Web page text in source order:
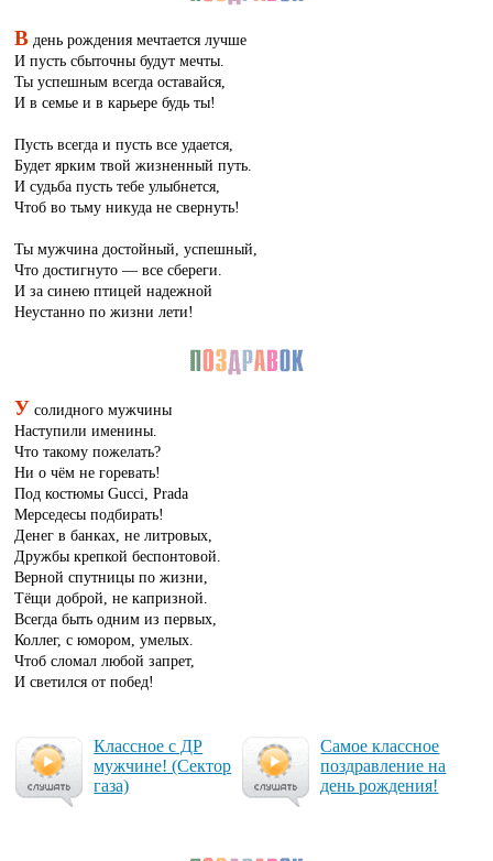
В день рождения мечтается лучше
И пусть сбыточны будут мечты.
Ты успешным всегда оставайся,
И в семье и в карьере будь ты!
Пусть всегда и пусть все удается,
Будет ярким твой жизненный путь.
И судьба пусть тебе улыбнется,
Чтоб во тьму никуда не свернуть!
Ты мужчина достойный, успешный,
Что достигнуто — все сбереги.
И за синею птицей надежной
Неустанно по жизни лети!
У солидного мужчины
Наступили именины.
Что такому пожелать?
Ни о чём не горевать!
Под костюмы Gucci, Prada
Мерседесы подбирать!
Денег в банках, не литровых,
Дружбы крепкой беспонтовой.
Верной спутницы по жизни,
Тёщи доброй, не капризной.
Всегда быть одним из первых,
Коллег, с юмором, умелых.
Чтоб сломал любой запрет,
И светился от побед!
Клас­сное с ДР
муж­чи­не! (Сек­тор
га­за)
Са­мое клас­сное
поз­драв­ле­ние на
день рож­де­ния!